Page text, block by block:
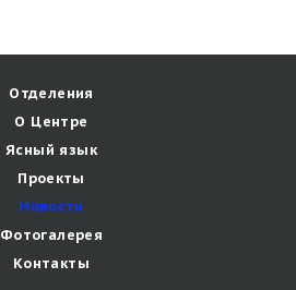
Отделения
О Центре
Ясный язык
Проекты
Новости
Фотогалерея
Контакты